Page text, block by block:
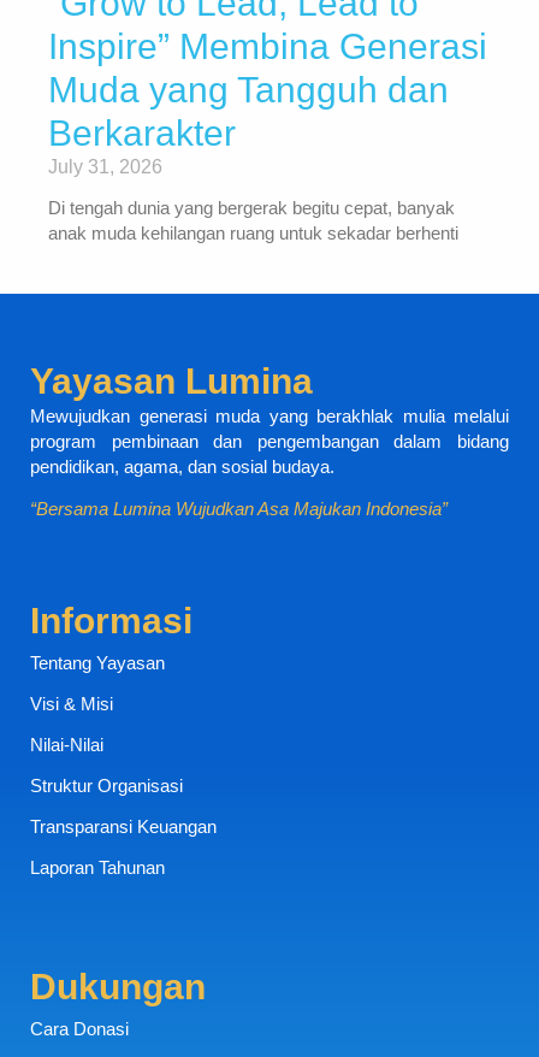
Inspire” Membina Generasi
Muda yang Tangguh dan
Berkarakter
July 31, 2026
Di tengah dunia yang bergerak begitu cepat, banyak
anak muda kehilangan ruang untuk sekadar berhenti
Yayasan Lumina
Mewujudkan generasi muda yang berakhlak mulia melalui
program pembinaan dan pengembangan dalam bidang
pendidikan, agama, dan sosial budaya.
“Bersama Lumina Wujudkan Asa Majukan Indonesia”
Informasi
Tentang Yayasan
Visi & Misi
Nilai-Nilai
Struktur Organisasi
Transparansi Keuangan
Laporan Tahunan
Dukungan
Cara Donasi